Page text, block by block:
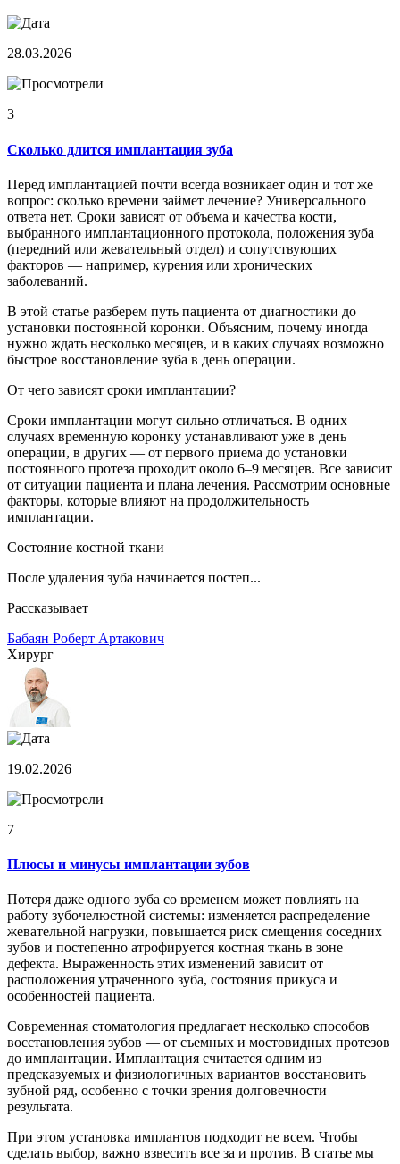
28.03.2026
3
Сколько длится имплантация зуба
Перед имплантацией почти всегда возникает один и тот же
вопрос: сколько времени займет лечение? Универсального
ответа нет. Сроки зависят от объема и качества кости,
выбранного имплантационного протокола, положения зуба
(передний или жевательный отдел) и сопутствующих
факторов — например, курения или хронических
заболеваний.
В этой статье разберем путь пациента от диагностики до
установки постоянной коронки. Объясним, почему иногда
нужно ждать несколько месяцев, и в каких случаях возможно
быстрое восстановление зуба в день операции.
От чего зависят сроки имплантации?
Сроки имплантации могут сильно отличаться. В одних
случаях временную коронку устанавливают уже в день
операции, в других — от первого приема до установки
постоянного протеза проходит около 6–9 месяцев. Все зависит
от ситуации пациента и плана лечения. Рассмотрим основные
факторы, которые влияют на продолжительность
имплантации.
Состояние костной ткани
После удаления зуба начинается постеп...
Рассказывает
Бабаян Роберт Артакович
Хирург
19.02.2026
7
Плюсы и минусы имплантации зубов
Потеря даже одного зуба со временем может повлиять на
работу зубочелюстной системы: изменяется распределение
жевательной нагрузки, повышается риск смещения соседних
зубов и постепенно атрофируется костная ткань в зоне
дефекта. Выраженность этих изменений зависит от
расположения утраченного зуба, состояния прикуса и
особенностей пациента.
Современная стоматология предлагает несколько способов
восстановления зубов — от съемных и мостовидных протезов
до имплантации. Имплантация считается одним из
предсказуемых и физиологичных вариантов восстановить
зубной ряд, особенно с точки зрения долговечности
результата.
При этом установка имплантов подходит не всем. Чтобы
сделать выбор, важно взвесить все за и против. В статье мы